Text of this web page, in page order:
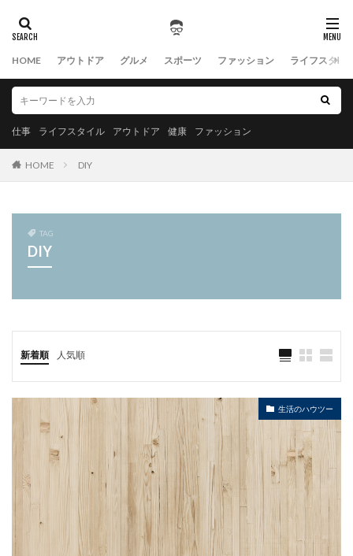
HOME アウトドア グルメ スポーツ ファッション ライフスタイ
仕事 ライフスタイル アウトドア 健康 ファッション
HOME DIY
TAG
DIY
新着順 人気順
生活のハウツー